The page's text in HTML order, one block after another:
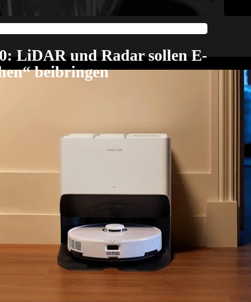
LiDAR und Radar sollen E-
beibringen